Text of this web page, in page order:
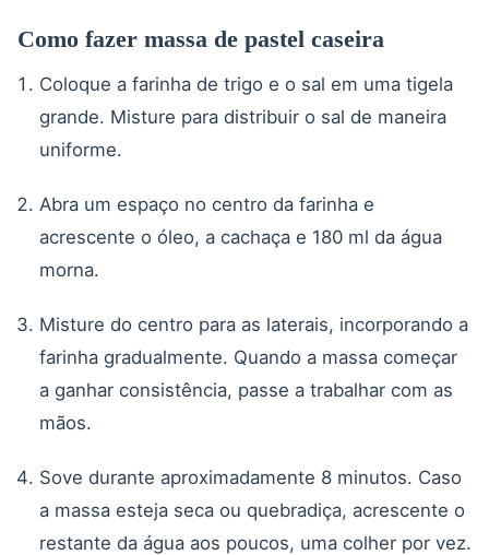
Como fazer massa de pastel caseira
Coloque a farinha de trigo e o sal em uma tigela
grande. Misture para distribuir o sal de maneira
uniforme.
Abra um espaço no centro da farinha e
acrescente o óleo, a cachaça e 180 ml da água
morna.
Misture do centro para as laterais, incorporando a
farinha gradualmente. Quando a massa começar
a ganhar consistência, passe a trabalhar com as
mãos.
Sove durante aproximadamente 8 minutos. Caso
a massa esteja seca ou quebradiça, acrescente o
restante da água aos poucos, uma colher por vez.